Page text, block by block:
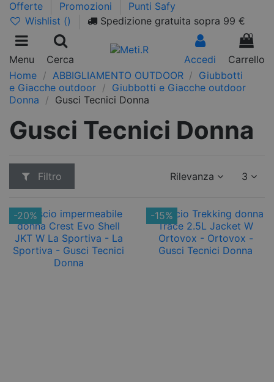
Offerte Promozioni
Punti Safy
Wishlist () Spedizione gratuita sopra 99 €
Menu Cerca Accedi
0
Carrello
Home
ABBIGLIAMENTO OUTDOOR
Giubbotti
e Giacche outdoor
Giubbotti e Giacche outdoor
Donna
Gusci Tecnici Donna
Gusci Tecnici Donna
Filtro Rilevanza 3
-20% -15%